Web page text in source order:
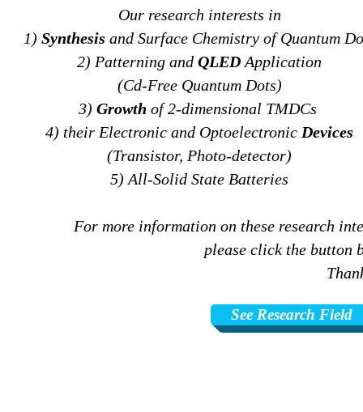
Our research interests in
1) Synthesis and Surface Chemistry of Quantum
2) Patterning and QLED Application
(Cd-Free Quantum Dots)
3) Growth of 2-dimensional TMDCs
4) their Electronic and Optoelectronic Devices
(Transistor, Photo-detector)
5) All-Solid State Batteries
For more information on these research
please click the button
See Research Field